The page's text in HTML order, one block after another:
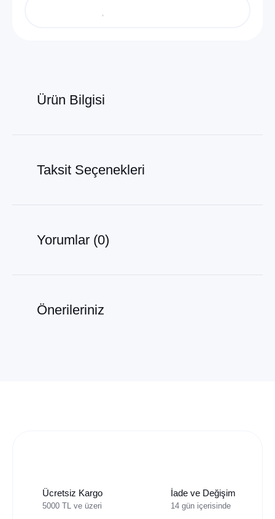
Ürün Bilgisi
Taksit Seçenekleri
Yorumlar (0)
Önerileriniz
Ücretsiz Kargo
5000 TL ve üzeri
İade ve Değişim
14 gün içerisinde